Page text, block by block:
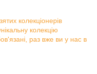
колекціонерів
колекцію
раз вже ви у нас в